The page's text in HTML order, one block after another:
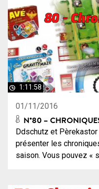
1:11:58
01/11/2016
N°80 –
Ddschutz et
présenter les
saison. Vous pouvez «